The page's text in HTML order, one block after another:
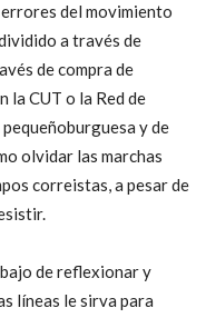
del movimiento
a través de
de compra de
la CUT o la Red de
y de
olvidar las marchas
correistas, a pesar de
de reflexionar y
líneas le sirva para